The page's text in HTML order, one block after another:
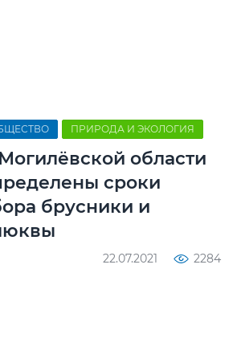
ПРИРОДА И ЭКОЛОГИЯ
области
сроки
брусники и
22.07.2021 2284